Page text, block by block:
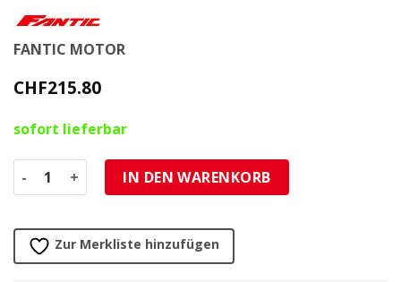
FANTIC MOTOR
CHF215.80
sofort lieferbar
Kettenkit original 14 x 57 Stahl-Alu, 428 RX3, ohne O-Ring,
IN DEN WARENKORB
Zur Merkliste hinzufügen